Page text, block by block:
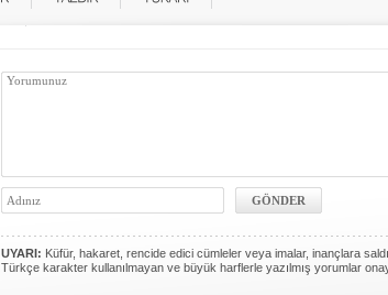
UYARI: Küfür, hakaret, rencide edici cümleler veya imalar, inançlara
Türkçe karakter kullanılmayan ve büyük harflerle yazılmış yorumlar